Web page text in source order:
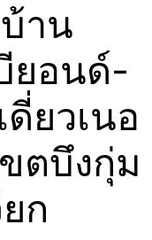
าน
ยอนด์-
ยวเนอ
ตบึงกุ่ม
ก